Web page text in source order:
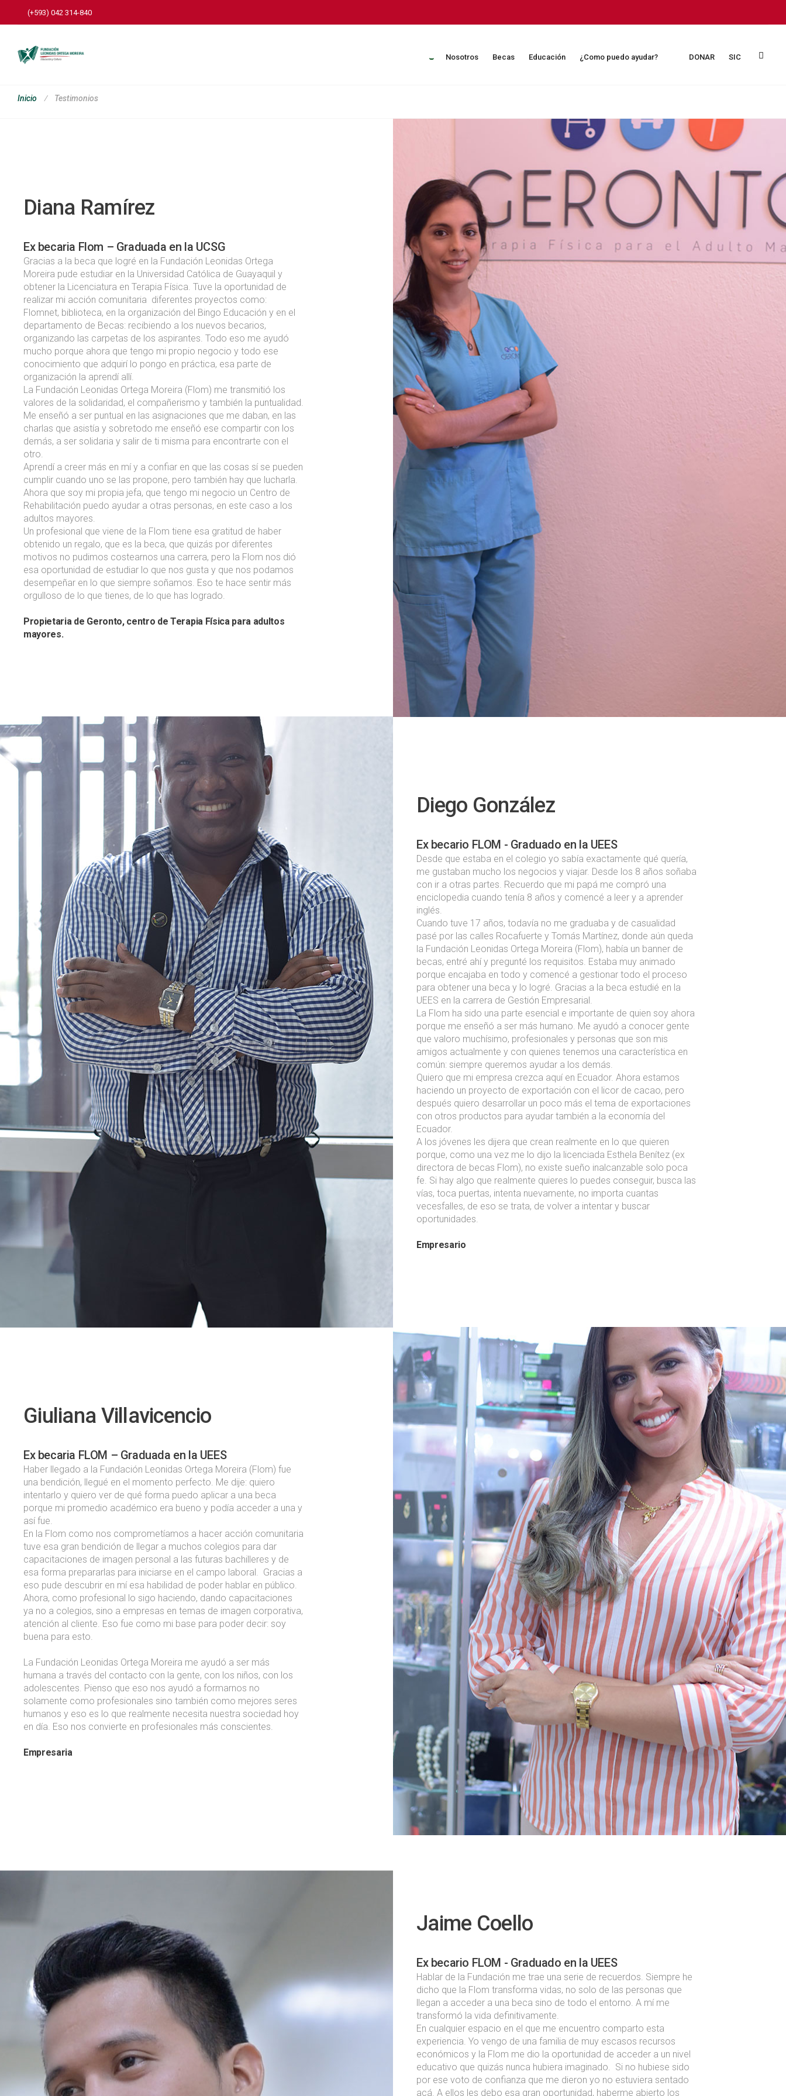
(+593) 042 314-840
Nosotros Becas Educación ¿Como puedo ayudar? DONAR SIC
Inicio Testimonios
Diana Ramírez
Ex becaria Flom – Graduada en la UCSG
Gracias a la beca que logré en la Fundación Leonidas Ortega
Moreira pude estudiar en la Universidad Católica de Guayaquil y
obtener la Licenciatura en Terapia Física. Tuve la oportunidad de
realizar mi acción comunitaria diferentes proyectos como:
Flomnet, biblioteca, en la organización del Bingo Educación y en el
departamento de Becas: recibiendo a los nuevos becarios,
organizando las carpetas de los aspirantes. Todo eso me ayudó
mucho porque ahora que tengo mi propio negocio y todo ese
conocimiento que adquirí lo pongo en práctica, esa parte de
organización la aprendí allí.
La Fundación Leonidas Ortega Moreira (Flom) me transmitió los
valores de la solidaridad, el compañerismo y también la puntualidad.
Me enseñó a ser puntual en las asignaciones que me daban, en las
charlas que asistía y sobretodo me enseñó ese compartir con los
demás, a ser solidaria y salir de ti misma para encontrarte con el
otro.
Aprendí a creer más en mí y a confiar en que las cosas sí se pueden
cumplir cuando uno se las propone, pero también hay que lucharla.
Ahora que soy mi propia jefa, que tengo mi negocio un Centro de
Rehabilitación puedo ayudar a otras personas, en este caso a los
adultos mayores.
Un profesional que viene de la Flom tiene esa gratitud de haber
obtenido un regalo, que es la beca, que quizás por diferentes
motivos no pudimos costearnos una carrera, pero la Flom nos dió
esa oportunidad de estudiar lo que nos gusta y que nos podamos
desempeñar en lo que siempre soñamos. Eso te hace sentir más
orgulloso de lo que tienes, de lo que has logrado.
Propietaria de Geronto, centro de Terapia Física para adultos
mayores.
Diego González
Ex becario FLOM - Graduado en la UEES
Desde que estaba en el colegio yo sabía exactamente qué quería,
me gustaban mucho los negocios y viajar. Desde los 8 años soñaba
con ir a otras partes. Recuerdo que mi papá me compró una
enciclopedia cuando tenía 8 años y comencé a leer y a aprender
inglés.
Cuando tuve 17 años, todavía no me graduaba y de casualidad
pasé por las calles Rocafuerte y Tomás Martínez, donde aún queda
la Fundación Leonidas Ortega Moreira (Flom), había un banner de
becas, entré ahí y pregunté los requisitos. Estaba muy animado
porque encajaba en todo y comencé a gestionar todo el proceso
para obtener una beca y lo logré. Gracias a la beca estudié en la
UEES en la carrera de Gestión Empresarial.
La Flom ha sido una parte esencial e importante de quien soy ahora
porque me enseñó a ser más humano. Me ayudó a conocer gente
que valoro muchísimo, profesionales y personas que son mis
amigos actualmente y con quienes tenemos una característica en
común: siempre queremos ayudar a los demás.
Quiero que mi empresa crezca aquí en Ecuador. Ahora estamos
haciendo un proyecto de exportación con el licor de cacao, pero
después quiero desarrollar un poco más el tema de exportaciones
con otros productos para ayudar también a la economía del
Ecuador.
A los jóvenes les dijera que crean realmente en lo que quieren
porque, como una vez me lo dijo la licenciada Esthela Benítez (ex
directora de becas Flom), no existe sueño inalcanzable solo poca
fe. Si hay algo que realmente quieres lo puedes conseguir, busca las
vías, toca puertas, intenta nuevamente, no importa cuantas
vecesfalles, de eso se trata, de volver a intentar y buscar
oportunidades.
Empresario
Giuliana Villavicencio
Ex becaria FLOM – Graduada en la UEES
Haber llegado a la Fundación Leonidas Ortega Moreira (Flom) fue
una bendición, llegué en el momento perfecto. Me dije: quiero
intentarlo y quiero ver de qué forma puedo aplicar a una beca
porque mi promedio académico era bueno y podía acceder a una y
así fue.
En la Flom como nos comprometíamos a hacer acción comunitaria
tuve esa gran bendición de llegar a muchos colegios para dar
capacitaciones de imagen personal a las futuras bachilleres y de
esa forma prepararlas para iniciarse en el campo laboral. Gracias a
eso pude descubrir en mí esa habilidad de poder hablar en público.
Ahora, como profesional lo sigo haciendo, dando capacitaciones
ya no a colegios, sino a empresas en temas de imagen corporativa,
atención al cliente. Eso fue como mi base para poder decir: soy
buena para esto.
La Fundación Leonidas Ortega Moreira me ayudó a ser más
humana a través del contacto con la gente, con los niños, con los
adolescentes. Pienso que eso nos ayudó a formarnos no
solamente como profesionales sino también como mejores seres
humanos y eso es lo que realmente necesita nuestra sociedad hoy
en día. Eso nos convierte en profesionales más conscientes.
Empresaria
Jaime Coello
Ex becario FLOM - Graduado en la UEES
Hablar de la Fundación me trae una serie de recuerdos. Siempre he
dicho que la Flom transforma vidas, no solo de las personas que
llegan a acceder a una beca sino de todo el entorno. A mí me
transformó la vida definitivamente.
En cualquier espacio en el que me encuentro comparto esta
experiencia. Yo vengo de una familia de muy escasos recursos
económicos y la Flom me dio la oportunidad de acceder a un nivel
educativo que quizás nunca hubiera imaginado. Si no hubiese sido
por ese voto de confianza que me dieron yo no estuviera sentado
acá. A ellos les debo esa gran oportunidad, haberme abierto los